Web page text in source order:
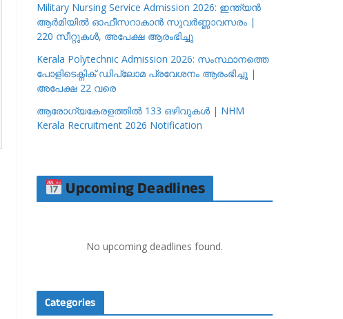
Military Nursing Service Admission 2026: ഇന്ത്യൻ
ആർമിയിൽ ഓഫീസറാകാൻ സുവർണ്ണാവസരം |
220 സീറ്റുകൾ, അപേക്ഷ ആരംഭിച്ചു
Kerala Polytechnic Admission 2026: സംസ്ഥാനത്തെ
പോളിടെക്നിക് ഡിപ്ലോമ പ്രവേശനം ആരംഭിച്ചു |
അപേക്ഷ 22 വരെ
ആരോഗ്യകേരളത്തിൽ 133 ഒഴിവുകൾ | NHM
Kerala Recruitment 2026 Notification
Upcoming Deadlines
No upcoming deadlines found.
Categories